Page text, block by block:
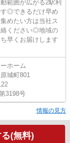
範囲が広がる2駅利
◎できるだけ早め
めたい方は当社ス
絡ください◎地域の
早くお届けします
ホーム
城町801
3198号
情報の見方
(無料)